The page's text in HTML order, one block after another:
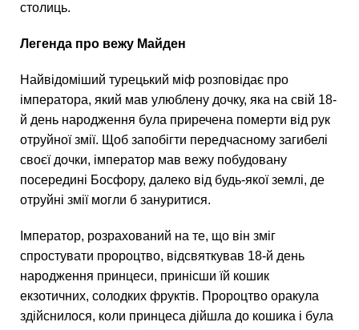
столиць.
Легенда про вежу Майден
Найвідоміший турецький міф розповідає про
імператора, який мав улюблену дочку, яка на свій 18-
й день народження була приречена померти від рук
отруйної змії. Щоб запобігти передчасному загибелі
своєї дочки, імператор мав вежу побудовану
посередині Босфору, далеко від будь-якої землі, де
отруйні змії могли б зануритися.
Імператор, розрахований на те, що він зміг
спростувати пророцтво, відсвяткував 18-й день
народження принцеси, принісши їй кошик
екзотичних, солодких фруктів. Пророцтво оракула
здійснилося, коли принцеса дійшла до кошика і була